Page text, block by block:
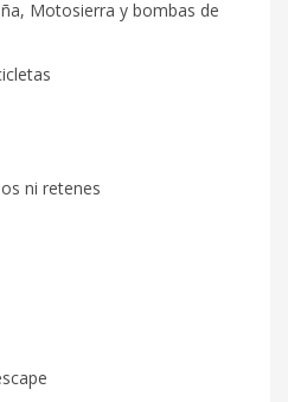
Motosierra y bombas de
ni retenes